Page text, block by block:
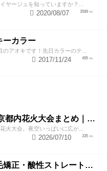
ヤージュを知っていますか？...
3589
2020/08/07
ーカラー
アオキです！先日カラーのテ...
495
2017/11/24
【2026年最新版】東京都内花火大会まとめ｜浴衣着付け・ヘアセットならZESTへ
火大会。夜空いっぱいに広が...
335
2026/07/10
【吉祥寺美容室】縮毛矯正・酸性ストレートで若返り！後ろ姿が変わると見た目年齢も変わる？